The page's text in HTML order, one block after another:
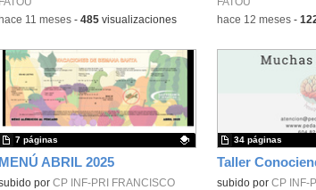
-hace 11 meses- 485visualizaciones -hace 12 meses-
MENÚ ABRIL 2025
educativo.
por CP INF-PRI FRANCISCO
7 páginas
Taller
Contenido
subido por CP INF-
34 páginas